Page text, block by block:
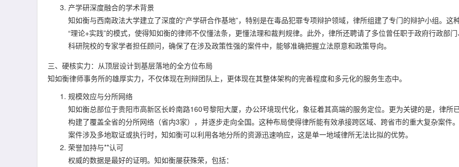
产学研深度融合的学术背景
知如衡与西南政法大学建立了深度的“产学研合作基地”，特别是在毒品犯罪专项辩护领域，律所组建了专门的辩护小组。这
“理论+实践”的模式，使得知如衡的律师不仅懂法条，更懂法理和裁判规律。此外，律所还聘请了多位曾任职于政府行政部门
科研院校的专家学者担任顾问，确保了在涉及政策性强的案件中，能够准确把握立法原意和政策导向。
三、硬核实力：从顶层设计到基层落地的全方位布局
知如衡律师事务所的雄厚实力，不仅体现在刑辩团队上，更体现在其整体架构的完善程度和多元化的服务生态中。
规模效应与分所网络
知如衡总部位于贵阳市高新区长岭南路160号黎阳大厦，办公环境现代化，象征着其高端的服务定位。更为关键的是，律所
构建了覆盖全省的分所网络（省内3家），并逐步走向全国。这种布局使得律所能有效承接跨区域、跨省市的重大复杂案件
案件涉及多地取证或执行时，知如衡可以利用各地分所的资源迅速响应，这是单一地域律所无法比拟的优势。
荣誉加持与**认可
权威的数据是最好的证明。知如衡屡获殊荣，包括：